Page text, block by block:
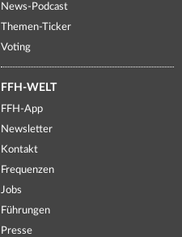
News-Podcast
Themen-Ticker
Voting
FFH-WELT
FFH-App
Newsletter
Kontakt
Frequenzen
Jobs
Führungen
Presse